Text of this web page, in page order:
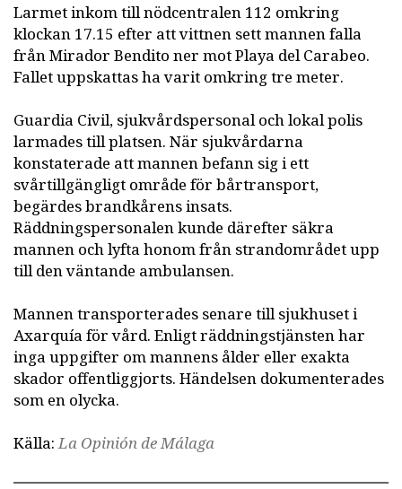
Larmet inkom till nödcentralen 112 omkring
klockan 17.15 efter att vittnen sett mannen falla
från Mirador Bendito ner mot Playa del Carabeo.
Fallet uppskattas ha varit omkring tre meter.
Guardia Civil, sjukvårdspersonal och lokal polis
larmades till platsen. När sjukvårdarna
konstaterade att mannen befann sig i ett
svårtillgängligt område för bårtransport,
begärdes brandkårens insats.
Räddningspersonalen kunde därefter säkra
mannen och lyfta honom från strandområdet upp
till den väntande ambulansen.
Mannen transporterades senare till sjukhuset i
Axarquía för vård. Enligt räddningstjänsten har
inga uppgifter om mannens ålder eller exakta
skador offentliggjorts. Händelsen dokumenterades
som en olycka.
Källa:La Opinión de Málaga